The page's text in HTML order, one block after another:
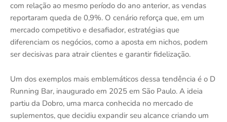
com relação ao mesmo período do ano anterior, as vendas
reportaram queda de 0,9%. O cenário reforça que, em um
mercado competitivo e desafiador, estratégias que
diferenciam os negócios, como a aposta em nichos, podem
ser decisivas para atrair clientes e garantir fidelização.
Um dos exemplos mais emblemáticos dessa tendência é o D
Running Bar, inaugurado em 2025 em São Paulo. A ideia
partiu da Dobro, uma marca conhecida no mercado de
suplementos, que decidiu expandir seu alcance criando um